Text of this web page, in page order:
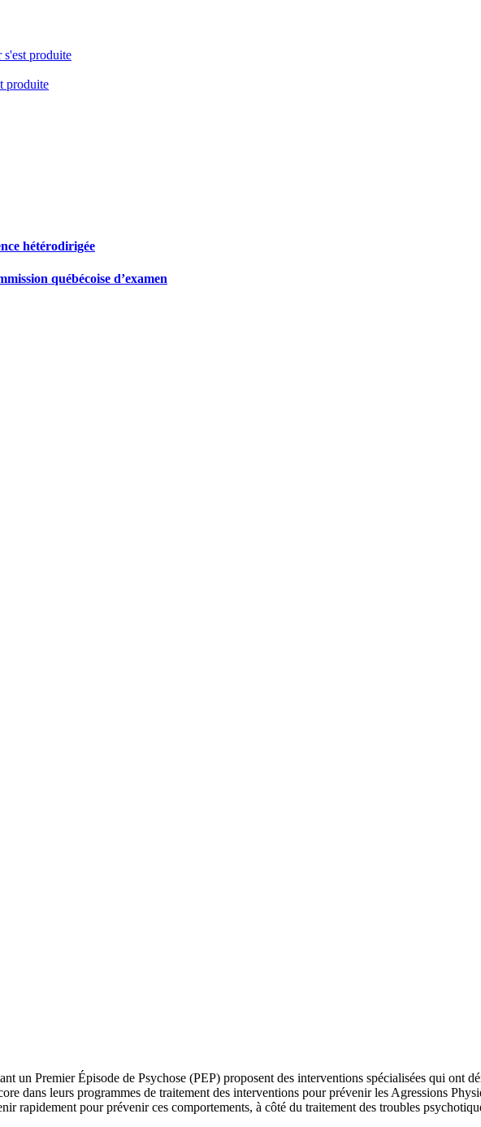
s'est produite
produite
hétérodirigée
québécoise d’examen
un Premier Épisode de Psychose (PEP) proposent des interventions spécialisées qui ont
dans leurs programmes de traitement des interventions pour prévenir les Agressions
rapidement pour prévenir ces comportements, à côté du traitement des troubles